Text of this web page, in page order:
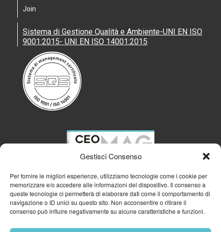
Gestisci Consenso
Per fornire le migliori esperienze, utilizziamo tecnologie come i cookie per
memorizzare e/o accedere alle informazioni del dispositivo. Il consenso a
queste tecnologie ci permetterà di elaborare dati come il comportamento di
navigazione o ID unici su questo sito. Non acconsentire o ritirare il
consenso può influire negativamente su alcune caratteristiche e funzioni.
Join
Sistema di Gestione Qualità e Ambiente-UNI EN ISO
9001:2015- UNI EN ISO 14001:2015